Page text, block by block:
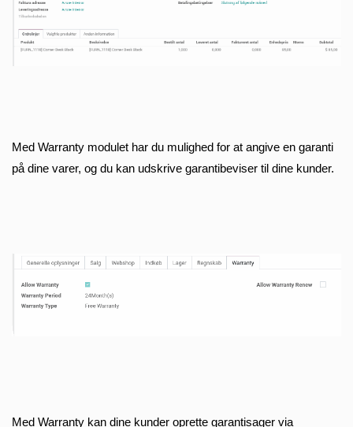
Med Warranty modulet har du mulighed for at angive en garanti
på dine varer, og du kan udskrive garantibeviser til dine kunder.
Med Warranty kan dine kunder oprette garantisager via